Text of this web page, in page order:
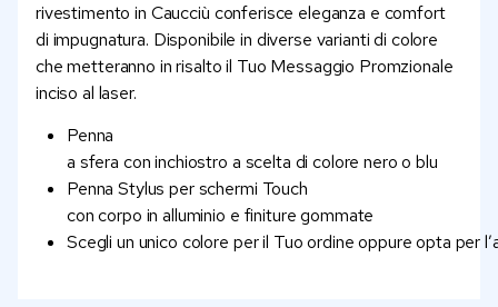
rivestimento in Caucciù conferisce eleganza e comfort
di impugnatura. Disponibile in diverse varianti di colore
che metteranno in risalto il Tuo Messaggio Promzionale
inciso al laser.
Penna
a sfera con inchiostro a scelta di colore nero o blu
Penna Stylus per schermi Touch
con corpo in alluminio e finiture gommate
Scegli un unico colore per il Tuo ordine oppure opta per